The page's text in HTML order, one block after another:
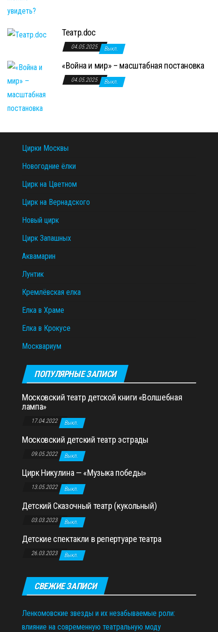
Театр.doc
04.05.2025 Выкл.
«Война и мир» – масштабная постановка
04.05.2025 Выкл.
Цирки Москвы
Новогодние ёлки
Цирк на Цветном
Цирк на Вернадского
Новый цирк
Цирк Запашных
Аквамарин
Лунтик
Кремлёвская елка
Елка в Храме
Елка в Крокусе
Москвариум
ПОПУЛЯРНЫЕ ЗАПИСИ
Московский театр детской книги «Волшебная
лампа»
17.04.2022 Выкл.
Московский детский театр эстрады
09.05.2022 Выкл.
Цирк Никулина — «Музыка победы»
13.05.2022 Выкл.
Детский Сказочный театр (кукольный)
03.03.2023 Выкл.
Детские спектакли в репертуаре театра
26.03.2023 Выкл.
СВЕЖИЕ ЗАПИСИ
Ленкомовские звезды и их незабываемые роли:
влияние на современную театральную моду